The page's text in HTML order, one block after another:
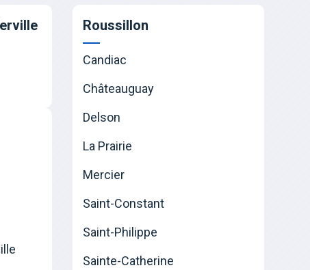
Roussillon
Candiac
Châteauguay
Delson
La Prairie
Mercier
Saint-Constant
Saint-Philippe
Sainte-Catherine